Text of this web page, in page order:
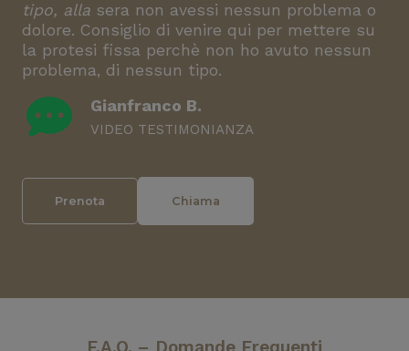
tipo, alla sera non avessi nessun problema o
dolore. Consiglio di venire qui per mettere su
la protesi fissa perchè non ho avuto nessun
problema, di nessun tipo.
Gianfranco B.
VIDEO TESTIMONIANZA
Prenota Chiama